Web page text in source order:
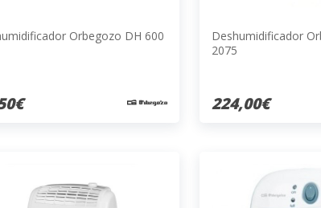
Orbegozo DH 600
Deshumidificador
2075
224,00€